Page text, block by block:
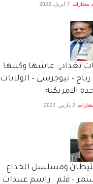
, مختارات 7 أبريل، 2023
بغداد ٍ: عاشها وكتبها
رباح – نيوجرسي – الولايات
الامريكية
2 مارس، 2023
ومسلسل الخداع
– قلم : راسم عبيدات